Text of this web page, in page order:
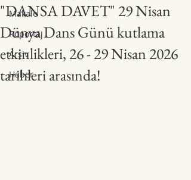
Makale
Röportaj
Arşiv
Haber
"DANSA DAVET" 29 Nisan
Dünya Dans Günü kutlama
etkinlikleri, 26 - 29 Nisan 2026
tarihleri arasında!